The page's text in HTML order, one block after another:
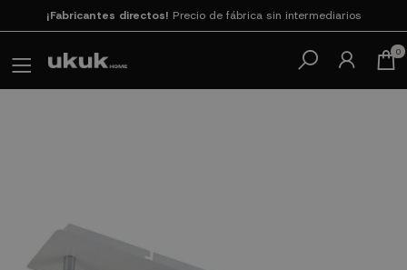
Paga en 3cuotas SIN INTERESES con SeQura
0